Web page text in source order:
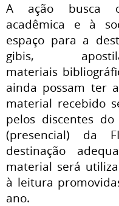
A ação busca
acadêmica e à
espaço para a
gibis,
materiais
ainda possam ter
material recebido
pelos discentes do
(presencial) da
destinação
material será
à leitura
ano.